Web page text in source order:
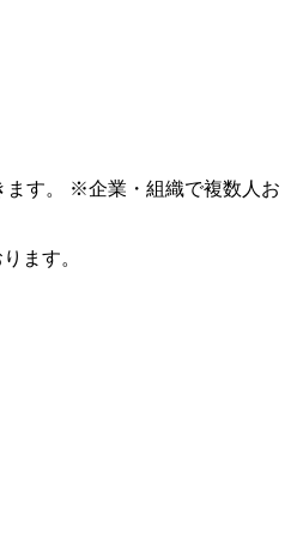
ます。 ※企業・組織で複数人お
ます。